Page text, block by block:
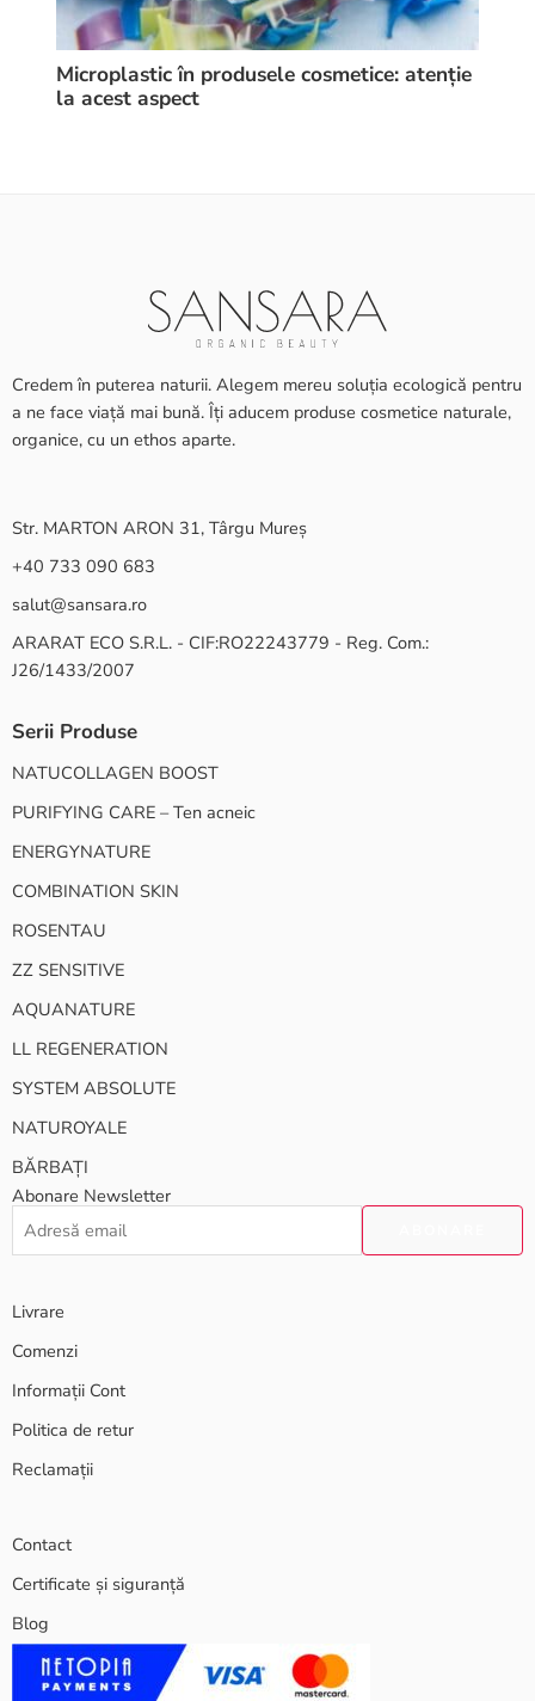
Microplastic în produsele cosmetice: atenție
la acest aspect
Credem în puterea naturii. Alegem mereu soluția ecologică pentru
a ne face viață mai bună. Îți aducem produse cosmetice naturale,
organice, cu un ethos aparte.
Str. MARTON ARON 31, Târgu Mureș
+40 733 090 683
salut@sansara.ro
ARARAT ECO S.R.L. - CIF:RO22243779 - Reg. Com.:
J26/1433/2007
Serii Produse
NATUCOLLAGEN BOOST
PURIFYING CARE – Ten acneic
ENERGYNATURE
COMBINATION SKIN
ROSENTAU
ZZ SENSITIVE
AQUANATURE
LL REGENERATION
SYSTEM ABSOLUTE
NATUROYALE
BĂRBAȚI
Abonare Newsletter
Livrare
Comenzi
Informații Cont
Politica de retur
Reclamații
Contact
Certificate și siguranță
Blog